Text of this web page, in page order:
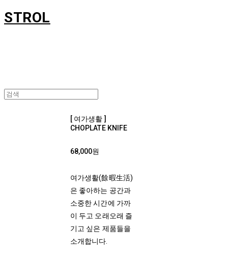
STROL
[ 여가생활 ]
CHOPLATE KNIFE
68,000원
여가생활(餘暇生活)
은 좋아하는 공간과
소중한 시간에 가까
이 두고 오래오래 즐
기고 싶은 제품들을
소개합니다.